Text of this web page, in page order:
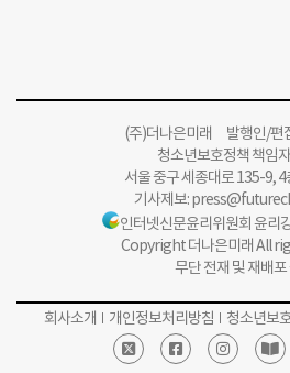
(주)더나은미래 발행인/편
청소년보호정책 책임
서울 중구 세종대로 135-9,
기사제보:
인터넷신문윤리위원회 윤리
Copyright 더나은미래 All
무단 전재 및 재배포
회사소개 개인정보처리방침 청소년보